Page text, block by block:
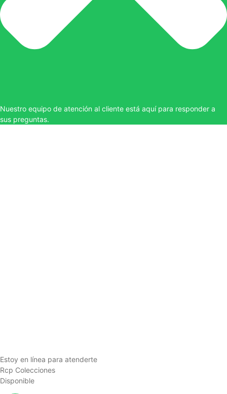
Nuestro equipo de atención al cliente está aquí para responder a
sus preguntas.
Estoy en línea para atenderte
Rcp Colecciones
Disponible